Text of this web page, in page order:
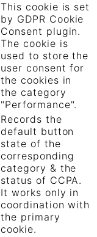
This cookie is set
by GDPR Cookie
Consent plugin.
The cookie is
used to store the
user consent for
the cookies in
the category
"Performance".
Records the
default button
state of the
corresponding
category & the
status of CCPA.
It works only in
coordination with
the primary
cookie.